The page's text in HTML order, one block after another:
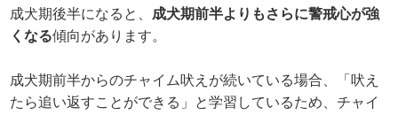
成犬期後半になると、 成犬期前半よりもさらに警戒心が強
くなる傾向があります。
成犬期前半からのチャイム吠えが続いている場合、「吠え
たら追い返すことができる」と学習しているため、チャイ